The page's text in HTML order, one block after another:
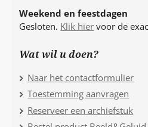
Weekend en feestdagen
Gesloten. Klik hier voor de
Wat wil u doen?
Naar het contactformulier
Toestemming aanvragen
Reserveer een archiefstuk